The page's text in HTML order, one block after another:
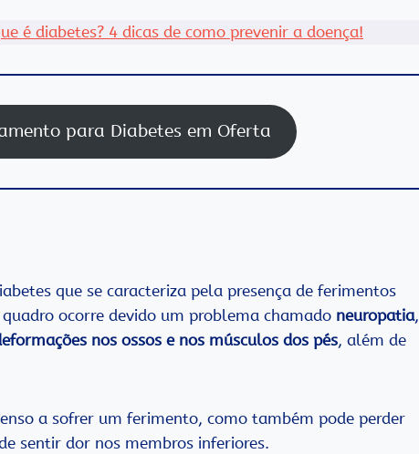
é diabetes? 4 dicas de como prevenir a doença!
para Diabetes em Oferta
que se caracteriza pela presença de ferimentos
ocorre devido um problema chamado neuropatia,
nos ossos e nos músculos dos pés, além de
a sofrer um ferimento, como também pode perder
sentir dor nos membros inferiores.